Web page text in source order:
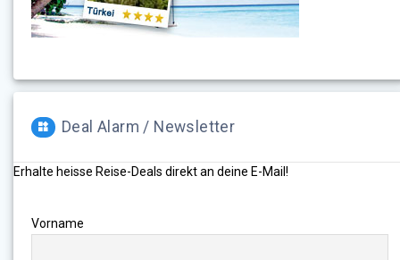
Deal Alarm / Newsletter
Erhalte heisse Reise-Deals direkt an deine E-Mail!
Vorname